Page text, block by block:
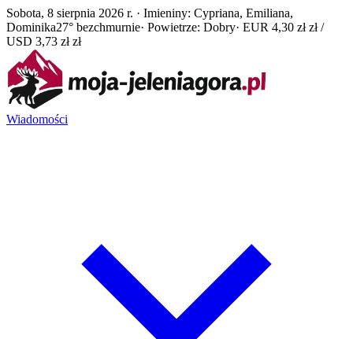
Sobota, 8 sierpnia 2026 r. · Imieniny: Cypriana, Emiliana,
Dominika27° bezchmurnie· Powietrze: Dobry· EUR 4,30 zł zł /
USD 3,73 zł zł
Wiadomości